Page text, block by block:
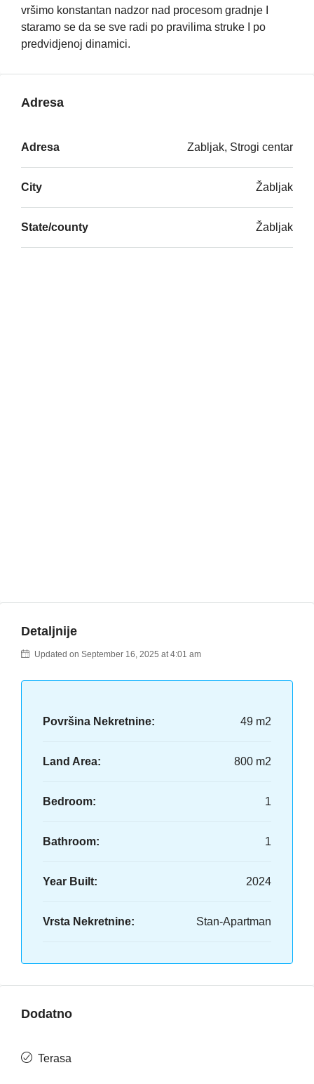
vršimo konstantan nadzor nad procesom gradnje I
staramo se da se sve radi po pravilima struke I po
predvidjenoj dinamici.
Adresa
Adresa Zabljak, Strogi centar
City Žabljak
State/county Žabljak
Detaljnije
Updated on September 16, 2025 at 4:01 am
Površina Nekretnine: 49 m2
Land Area: 800 m2
Bedroom: 1
Bathroom: 1
Year Built: 2024
Vrsta Nekretnine: Stan-Apartman
Dodatno
Terasa